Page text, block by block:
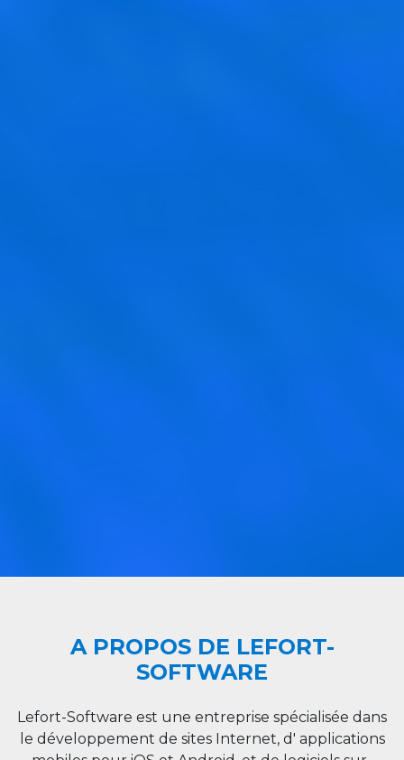
A PROPOS DE LEFORT-
SOFTWARE
Lefort-Software est une entreprise spécialisée dans
le développement de sites Internet, d' applications